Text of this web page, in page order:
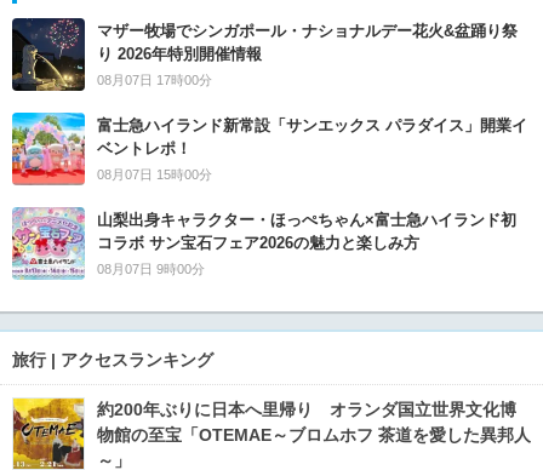
マザー牧場でシンガポール・ナショナルデー花火&盆踊り祭
り 2026年特別開催情報
08月07日 17時00分
富士急ハイランド新常設「サンエックス パラダイス」開業イ
ベントレポ！
08月07日 15時00分
山梨出身キャラクター・ほっぺちゃん×富士急ハイランド初
コラボ サン宝石フェア2026の魅力と楽しみ方
08月07日 9時00分
旅行 | アクセスランキング
約200年ぶりに日本へ里帰り オランダ国立世界文化博
物館の至宝「OTEMAE～ブロムホフ 茶道を愛した異邦人
～」